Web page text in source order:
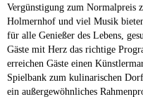
Vergünstigung zum Normalpreis
Holmernhof und viel Musik
für alle Genießer des Lebens,
Gäste mit Herz das richtige
erreichen Gäste einen
Spielbank zum kulinarischen
ein außergewöhnliches